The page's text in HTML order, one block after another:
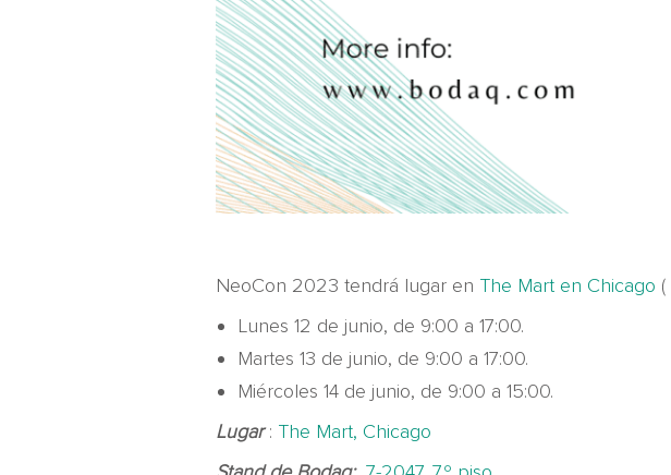
NeoCon 2023 tendrá lugar en The Mart en Chicago (
Lunes 12 de junio, de 9:00 a 17:00.
Martes 13 de junio, de 9:00 a 17:00.
Miércoles 14 de junio, de 9:00 a 15:00.
Lugar: The Mart, Chicago